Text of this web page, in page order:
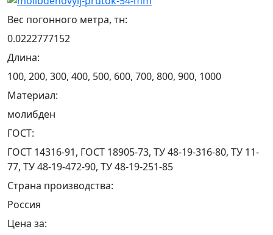
Вес погонного метра, тн:
0.0222777152
Длина:
100, 200, 300, 400, 500, 600, 700, 800, 900, 1000
Материал:
молибден
ГОСТ:
ГОСТ 14316-91, ГОСТ 18905-73, ТУ 48-19-316-80, ТУ 11-
77, ТУ 48-19-472-90, ТУ 48-19-251-85
Страна производства:
Россия
Цена за: